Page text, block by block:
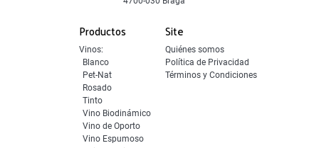
Productos
Vinos:
Blanco
Pet-Nat
Rosado
Tinto
Vino Biodinámico
Vino de Oporto
Vino Espumoso
Site
Quiénes somos
Política de Privacidad
Términos y Condiciones